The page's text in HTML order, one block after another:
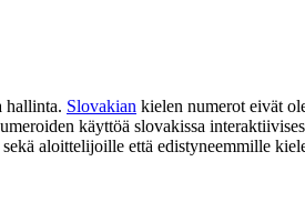
hallinta. Slovakian kielen numerot eivät
käyttöä slovakissa
aloittelijoille että edistyneemmille